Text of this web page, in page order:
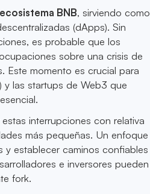
ecosistema BNB, sirviendo como
(dApps). Sin
es probable que los
sobre una crisis de
Este momento es crucial para
y las startups de Web3 que
interrupciones con relativa
más pequeñas. Un enfoque
establecer caminos confiables
e inversores pueden
fork.